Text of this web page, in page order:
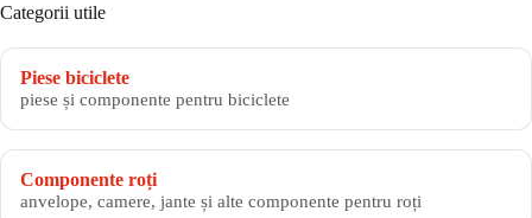
Categorii utile
Piese biciclete
piese și componente pentru biciclete
Componente roți
anvelope, camere, jante și alte componente pentru roți